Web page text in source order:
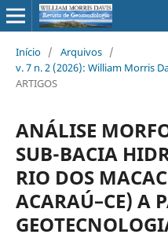
Início / Arquivos /
v. 7 n. 2 (2026): William Morris
ARTIGOS
ANÁLISE
SUB-BACIA
RIO DOS
ACARAÚ–CE) A